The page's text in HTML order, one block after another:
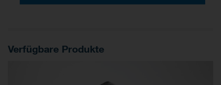
Verfügbare Produkte